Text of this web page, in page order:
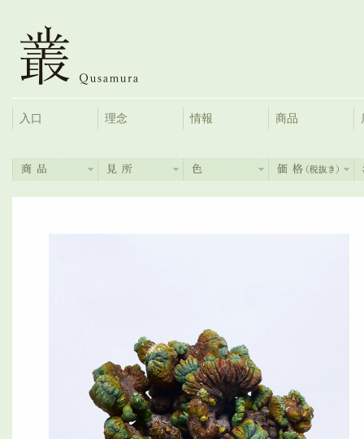
入口 理念 情報 商品